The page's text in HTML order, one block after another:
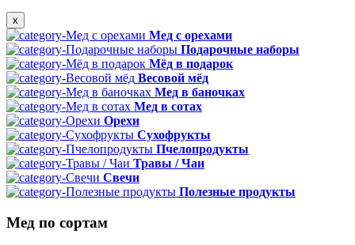
x
Мед с орехами
Подарочные наборы
Мёд в подарок
Весовой мёд
Мед в баночках
Мед в сотах
Орехи
Сухофрукты
Пчелопродукты
Травы / Чаи
Свечи
Полезные продукты
Мед по сортам